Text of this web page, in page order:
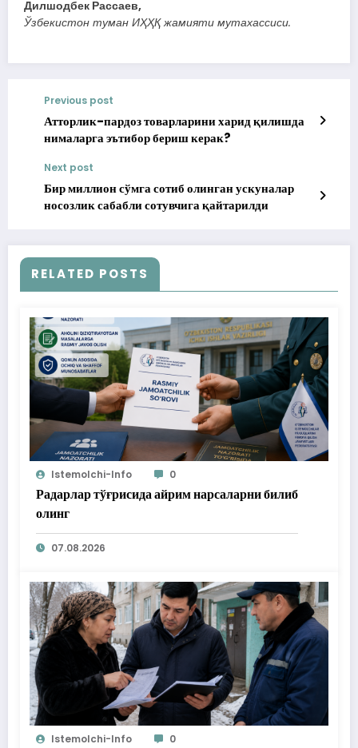
Дилшодбек Рассаев,
Ўзбекистон туман ИҲҲҚ жамияти мутахассиси.
Previous post
Атторлик-пардоз товарларини харид қилишда
нималарга эътибор бериш керак?
Next post
Бир миллион сўмга сотиб олинган ускуналар
носозлик сабабли сотувчига қайтарилди
RELATED POSTS
Istemolchi-Info 0
Радарлар тўғрисида айрим нарсаларни билиб
олинг
07.08.2026
Istemolchi-Info 0